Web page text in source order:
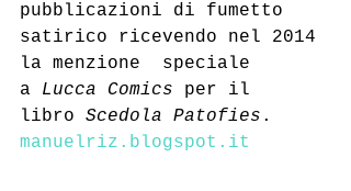
pubblicazioni di fumetto
satirico ricevendo nel 2014
la menzione  speciale
a Lucca Comics per il
libro Scedola Patofies .
manuelriz.blogspot.it